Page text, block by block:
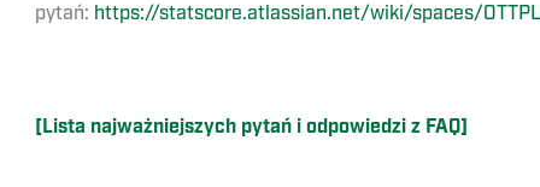
pytań: https://statscore.atlassian.net/wiki/spaces/
[Lista najważniejszych pytań i odpowiedzi z FAQ]